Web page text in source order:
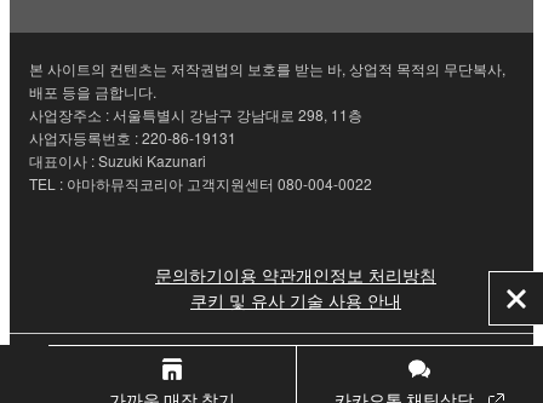
닫
기
본 사이트의 컨텐츠는 저작권법의 보호를 받는 바, 상업적 목적의 무단복사,
배포 등을 금합니다.
사업장주소 : 서울특별시 강남구 강남대로 298, 11층
사업자등록번호 : 220-86-19131
대표이사 : Suzuki Kazunari
TEL : 야마하뮤직코리아 고객지원센터 080-004-0022
문의하기이용 약관개인정보 처리방침
쿠키 및 유사 기술 사용 안내